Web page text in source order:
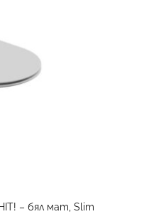
– бял мат, Slim